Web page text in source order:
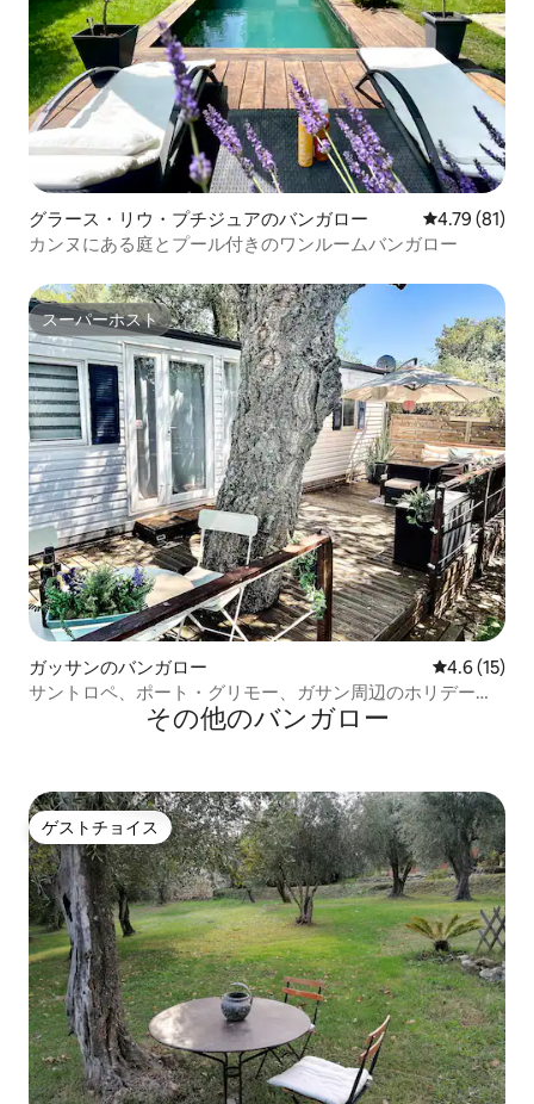
グラース・リウ・プチジュアのバンガロー レビュー81
4.79 (81)
カンヌにある庭とプール付きのワンルームバンガロー
スーパーホスト
スーパーホスト
ガッサンのバンガロー レビュー15
4.6 (15)
サントロペ、ポート・グリモー、ガサン周辺のホリデーホ
その他のバンガロー
ゲストチョイス
ゲストチョイス